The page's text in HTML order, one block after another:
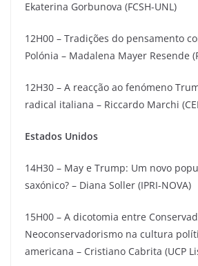
Ekaterina Gorbunova (FCSH-UNL)
12H00 – Tradições do pensamento
Polónia – Madalena Mayer Resende
12H30 – A reacção ao fenómeno
radical italiana – Riccardo Marchi
Estados Unidos
14H30 – May e Trump: Um novo
saxónico? – Diana Soller (IPRI-NOVA)
15H00 – A dicotomia entre
Neoconservadorismo na cultura
americana – Cristiano Cabrita (UCP